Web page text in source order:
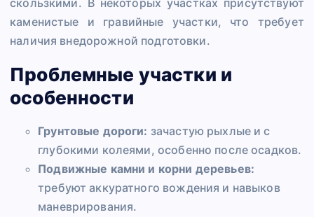
скользкими. В некоторых участках присутствуют
каменистые и гравийные участки, что требует
наличия внедорожной подготовки.
Проблемные участки и
особенности
Грунтовые дороги: зачастую рыхлые и с
глубокими колеями, особенно после осадков.
Подвижные камни и корни деревьев:
требуют аккуратного вождения и навыков
маневрирования.